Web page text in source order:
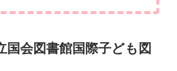
会図書館国際子ども図